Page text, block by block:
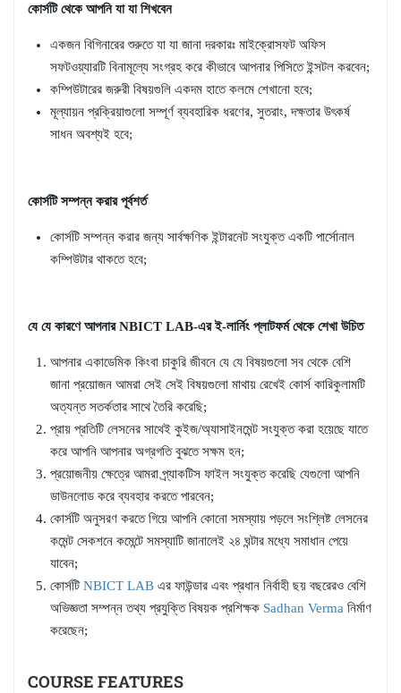
কোর্সটি থেকে আপনি যা যা শিখবেন
একজন বিগিনারের শুরুতে যা যা জানা দরকারঃ মাইক্রোসফট অফিস
সফটওয়্যারটি বিনামূল্যে সংগ্রহ করে কীভাবে আপনার পিসিতে ইন্সটল করবেন;
কম্পিউটারের জরুরী বিষয়গুলি একদম হাতে কলমে শেখানো হবে;
মূল্যায়ন প্রক্রিয়াগুলো সম্পূর্ণ ব্যবহারিক ধরণের, সুতরাং, দক্ষতার উৎকর্ষ
সাধন অবশ্যই হবে;
কোর্সটি সম্পন্ন করার পূর্বশর্ত
কোর্সটি সম্পন্ন করার জন্য সার্বক্ষণিক ইন্টারনেট সংযুক্ত একটি পার্সোনাল
কম্পিউটার থাকতে হবে;
যে যে কারণে আপনার NBICT LAB-এর ই-লার্নিং প্লাটফর্ম থেকে শেখা উচিত
আপনার একাডেমিক কিংবা চাকুরি জীবনে যে যে বিষয়গুলো সব থেকে বেশি
জানা প্রয়োজন আমরা সেই সেই বিষয়গুলো মাথায় রেখেই কোর্স কারিকুলামটি
অত্যন্ত সতর্কতার সাথে তৈরি করেছি;
প্রায় প্রতিটি লেসনের সাথেই কুইজ/অ্যাসাইনমেন্ট সংযুক্ত করা হয়েছে যাতে
করে আপনি আপনার অগ্রগতি বুঝতে সক্ষম হন;
প্রয়োজনীয় ক্ষেত্রে আমরা প্র্যাকটিস ফাইল সংযুক্ত করেছি যেগুলো আপনি
ডাউনলোড করে ব্যবহার করতে পারবেন;
কোর্সটি অনুসরণ করতে গিয়ে আপনি কোনো সমস্যায় পড়লে সংশ্লিষ্ট লেসনের
কমেন্ট সেকশনে কমেন্টে সমস্যাটি জানালেই ২৪ ঘন্টার মধ্যে সমাধান পেয়ে
যাবেন;
কোর্সটি NBICT LAB এর ফাউন্ডার এবং প্রধান নির্বাহী ছয় বছরেরও বেশি
অভিজ্ঞতা সম্পন্ন তথ্য প্রযুক্তি বিষয়ক প্রশিক্ষক Sadhan Verma নির্মাণ
করেছেন;
COURSE FEATURES